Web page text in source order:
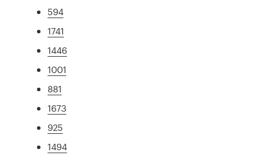
594
1741
1446
1001
881
1673
925
1494